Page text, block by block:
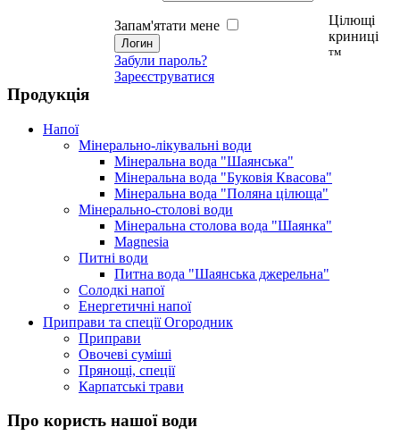
Запам'ятати мене
Забули пароль?
Зареєструватися
Цілющі
криниці
тм
Продукція
Напої
Мінерально-лікувальні води
Мінеральна вода "Шаянська"
Мінеральна вода "Буковія Квасова"
Мінеральна вода "Поляна цілюща"
Мінерально-столові води
Мінеральна столова вода "Шаянка"
Magnesia
Питні води
Питна вода "Шаянська джерельна"
Солодкі напої
Енергетичні напої
Приправи та спеції Огородник
Приправи
Овочеві суміші
Прянощі, спеції
Карпатські трави
Про користь нашої води